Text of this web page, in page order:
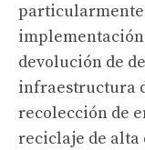
particularmente
implementación
devolución de
infraestructura
recolección de
reciclaje de alta